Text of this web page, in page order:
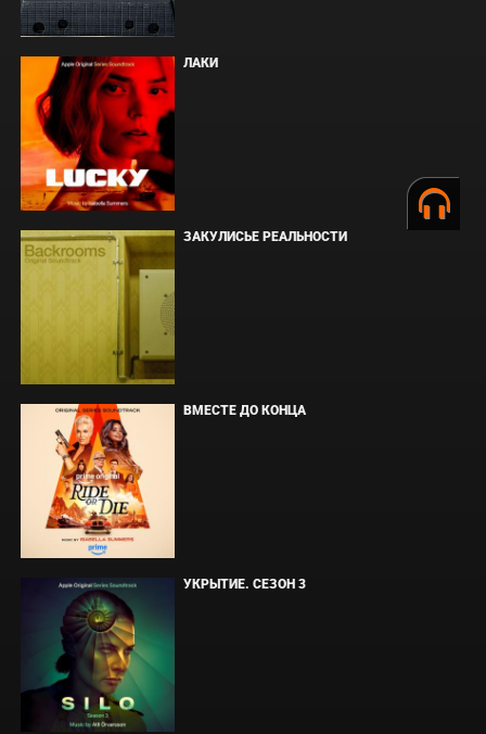
ЛАКИ
ЗАКУЛИСЬЕ РЕАЛЬНОСТИ
ВМЕСТЕ ДО КОНЦА
УКРЫТИЕ. СЕЗОН 3